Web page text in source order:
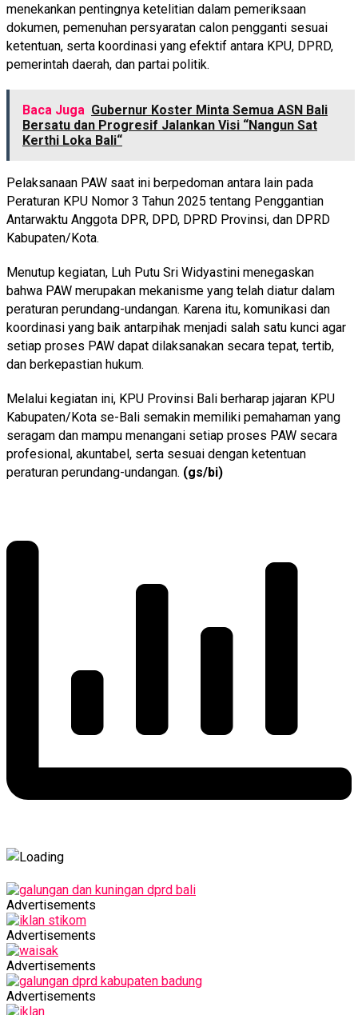
menekankan pentingnya ketelitian dalam pemeriksaan
dokumen, pemenuhan persyaratan calon pengganti sesuai
ketentuan, serta koordinasi yang efektif antara KPU, DPRD,
pemerintah daerah, dan partai politik.
Baca Juga Gubernur Koster Minta Semua ASN Bali
Bersatu dan Progresif Jalankan Visi “Nangun Sat
Kerthi Loka Bali“
Pelaksanaan PAW saat ini berpedoman antara lain pada
Peraturan KPU Nomor 3 Tahun 2025 tentang Penggantian
Antarwaktu Anggota DPR, DPD, DPRD Provinsi, dan DPRD
Kabupaten/Kota.
Menutup kegiatan, Luh Putu Sri Widyastini menegaskan
bahwa PAW merupakan mekanisme yang telah diatur dalam
peraturan perundang-undangan. Karena itu, komunikasi dan
koordinasi yang baik antarpihak menjadi salah satu kunci agar
setiap proses PAW dapat dilaksanakan secara tepat, tertib,
dan berkepastian hukum.
Melalui kegiatan ini, KPU Provinsi Bali berharap jajaran KPU
Kabupaten/Kota se-Bali semakin memiliki pemahaman yang
seragam dan mampu menangani setiap proses PAW secara
profesional, akuntabel, serta sesuai dengan ketentuan
peraturan perundang-undangan. (gs/bi)
Advertisements
Advertisements
Advertisements
Advertisements